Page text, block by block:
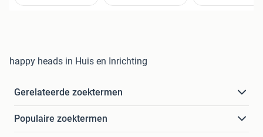
happy heads in Huis en Inrichting
Gerelateerde zoektermen
Populaire zoektermen